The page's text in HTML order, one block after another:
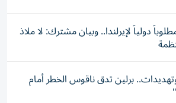
دولياً لإيرلندا.. وبيان مشترك: لا ملاذ
برلين تدق ناقوس الخطر أمام